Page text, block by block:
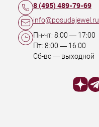
8 (495) 489-79-69
info@posudajewel.ru
Пн-чт: 8:00 — 17:00
Пт: 8:00 — 16:00
Сб-вс — выходной